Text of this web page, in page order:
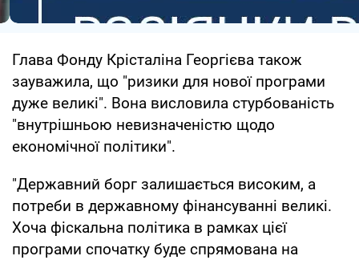
Глава Фонду Крісталіна Георгієва також
зауважила, що "ризики для нової програми
дуже великі". Вона висловила стурбованість
"внутрішньою невизначеністю щодо
економічної політики".
"Державний борг залишається високим, а
потреби в державному фінансуванні великі.
Хоча фіскальна політика в рамках цієї
програми спочатку буде спрямована на